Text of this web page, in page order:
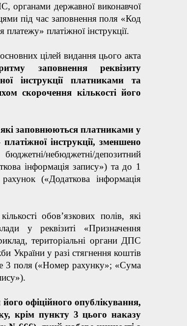
органами державної виконавчої
під час заповнення поля «Код
платіжної інструкції.
цілей видання цього акта
заповнення реквізиту
інструкції платниками та
скорочення кількості його
які заповнюються платниками у
інструкції, зменшено
небюджетні/депозитний
інформація запису») та до 1
(«Додаткова інформація
обов’язкових полів, які
у реквізиті «Призначення
територіальні органи ДПС
України у разі стягнення коштів
3 поля («Номер рахунку»; «Сума
офіційного опублікування,
крім пункту 3 цього наказу